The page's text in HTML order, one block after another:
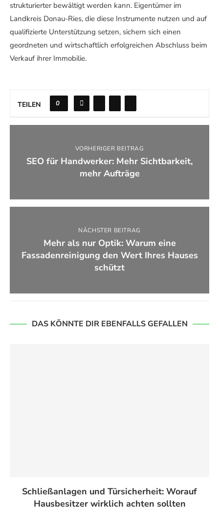
strukturierter bewältigt werden kann. Eigentümer im
Landkreis Donau-Ries, die diese Instrumente nutzen und auf
qualifizierte Unterstützung setzen, sichern sich einen
geordneten und wirtschaftlich erfolgreichen Abschluss beim
Verkauf ihrer Immobilie.
TEILEN 0
VORHERIGER BEITRAG
SEO für Handwerker: Mehr Sichtbarkeit,
mehr Aufträge
NÄCHSTER BEITRAG
Mehr als nur Optik: Warum eine
Fassadenreinigung den Wert Ihres Hauses
schützt
DAS KÖNNTE DIR EBENFALLS GEFALLEN
Schließanlagen und Türsicherheit: Worauf
Hausbesitzer wirklich achten sollten